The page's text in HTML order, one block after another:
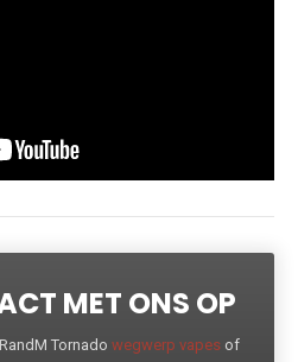
MET ONS OP
Tornado wegwerp vapes of